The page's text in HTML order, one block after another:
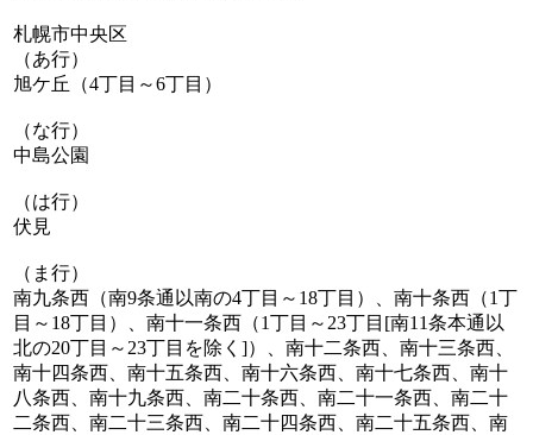
札幌市中央区
（あ行）
旭ケ丘（4丁目～6丁目）
（な行）
中島公園
（は行）
伏見
（ま行）
南九条西（南9条通以南の4丁目～18丁目）、南十条西（1丁
目～18丁目）、南十一条西（1丁目～23丁目[南11条本通以
北の20丁目～23丁目を除く]）、南十二条西、南十三条西、
南十四条西、南十五条西、南十六条西、南十七条西、南十
八条西、南十九条西、南二十条西、南二十一条西、南二十
二条西、南二十三条西、南二十四条西、南二十五条西、南